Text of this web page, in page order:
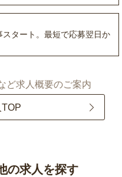
タート。最短で応募翌日か
ど求人概要のご案内
の求人を探す